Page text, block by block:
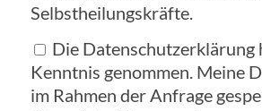
Selbstheilungskräfte.
Die Datenschutzerklärung
Kenntnis genommen. Meine
im Rahmen der Anfrage